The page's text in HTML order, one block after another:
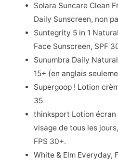
Solara Suncare Clean
Daily Sunscreen, non
Suntegrity 5 in 1
Face Sunscreen, SPF
Sunumbra Daily
15+ (en anglais
Supergoop ! Lotion
35
thinksport Lotion
visage de tous les
FPS 30+.
White & Elm Everyday,